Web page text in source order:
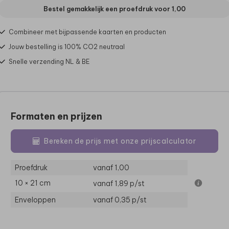
Bestel gemakkelijk een proefdruk voor 1,00
Combineer met bijpassende kaarten en producten
Jouw bestelling is 100% CO2 neutraal
Snelle verzending NL & BE
Formaten en prijzen
Bereken de prijs met onze prijscalculator
Proefdruk
vanaf 1,00
10 × 21 cm
vanaf 1,89 p/st
Enveloppen
vanaf 0,35 p/st